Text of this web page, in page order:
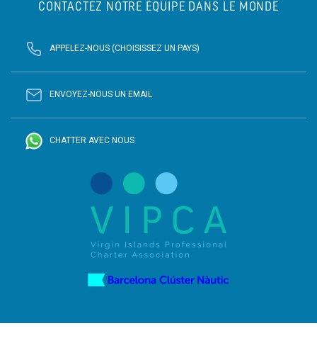
CONTACTEZ NOTRE ÉQUIPE DANS LE MONDE
APPELEZ-NOUS (CHOISISSEZ UN PAYS)
ENVOYEZ-NOUS UN EMAIL
CHATTER AVEC NOUS